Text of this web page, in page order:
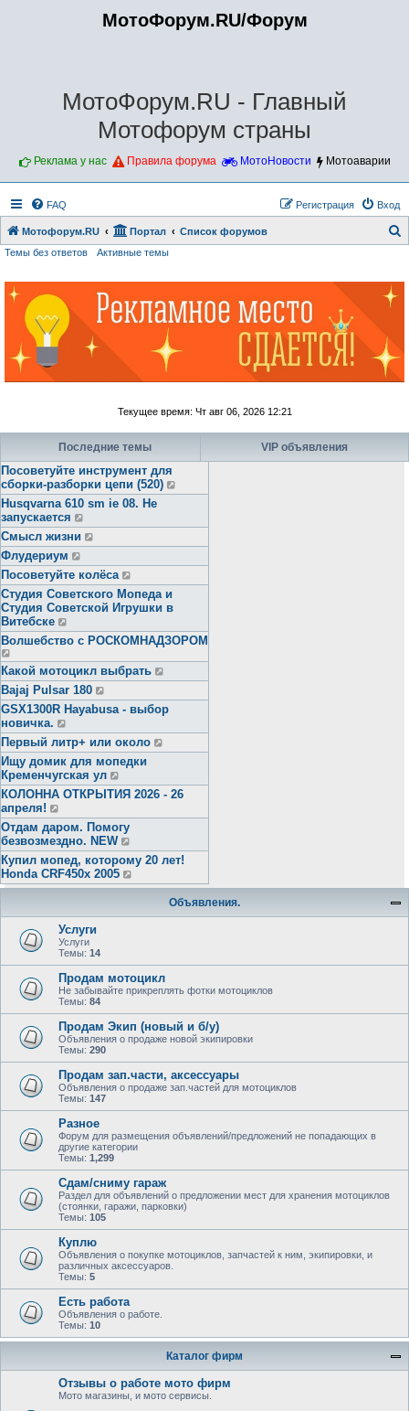
МотоФорум.RU/Форум
МотоФорум.RU - Главный
Мотофорум страны
Реклама у нас Правила форума МотоНовости Мотоаварии
FAQ Вход
Регистрация
Мотофорум.RU Портал Список форумов
Темы без ответов Активные темы
Текущее время: Чт авг 06, 2026 12:21
Последние темы
Посоветуйте инструмент для
сборки-разборки цепи (520)
Husqvarna 610 sm ie 08. Не
запускается
Смысл жизни
Флудериум
Посоветуйте колёса
Студия Советского Мопеда и
Студия Советской Игрушки в
Витебске
Волшебство с РОСКОМНАДЗОРОМ
Какой мотоцикл выбрать
Bajaj Pulsar 180
GSX1300R Hayabusa - выбор
новичка.
Первый литр+ или около
Ищу домик для мопедки
Кременчугская ул
КОЛОННА ОТКРЫТИЯ 2026 - 26
апреля!
Отдам даром. Помогу
безвозмездно. NEW
Купил мопед, которому 20 лет!
Honda CRF450x 2005
VIP объявления
Объявления.
Услуги
Услуги
Темы: 14
Продам мотоцикл
Не забывайте прикреплять фотки мотоциклов
Темы: 84
Продам Экип (новый и б/у)
Объявления о продаже новой экипировки
Темы: 290
Продам зап.части, аксессуары
Объявления о продаже зап.частей для мотоциклов
Темы: 147
Разное
Форум для размещения объявлений/предложений не попадающих в
другие категории
Темы: 1,299
Сдам/сниму гараж
Раздел для объявлений о предложении мест для хранения мотоциклов
(стоянки, гаражи, парковки)
Темы: 105
Куплю
Объявления о покупке мотоциклов, запчастей к ним, экипировки, и
различных аксессуаров.
Темы: 5
Есть работа
Объявления о работе.
Темы: 10
Каталог фирм
Отзывы о работе мото фирм
Мото магазины, и мото сервисы.